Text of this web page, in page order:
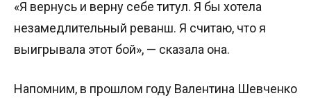
«Я вернусь и верну себе титул. Я бы хотела
незамедлительный реванш. Я считаю, что я
выигрывала этот бой», — сказала она.
Напомним, в прошлом году Валентина Шевченко